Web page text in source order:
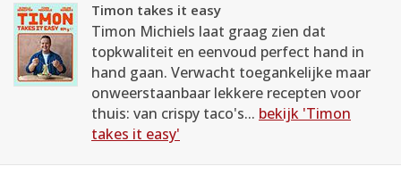
Timon takes it easy
Timon Michiels laat graag zien dat
topkwaliteit en eenvoud perfect hand in
hand gaan. Verwacht toegankelijke maar
onweerstaanbaar lekkere recepten voor
thuis: van crispy taco's... bekijk 'Timon
takes it easy'